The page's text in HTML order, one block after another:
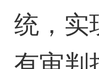
统，实